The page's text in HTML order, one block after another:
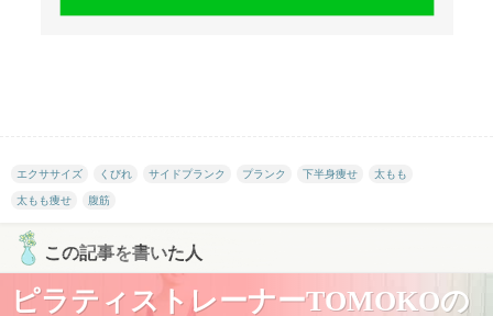
エクササイズ くびれ サイドプランク プランク 下半身痩せ 太もも
太もも痩せ 腹筋
この記事を書いた人
ピラティストレーナーTOMOKOの